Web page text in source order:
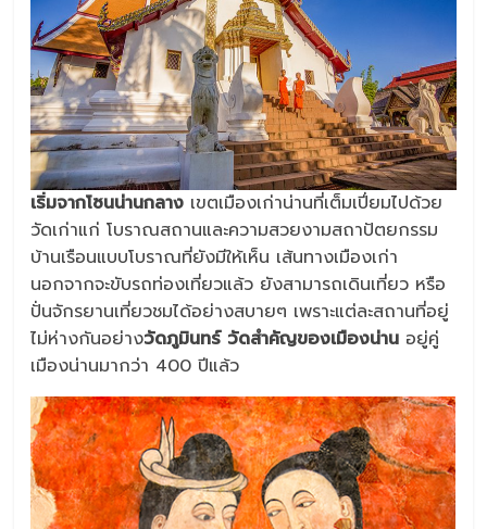
เริ่มจากโซนน่านกลาง เขตเมืองเก่าน่านที่เต็มเปี่ยมไปด้วย
วัดเก่าแก่ โบราณสถานและความสวยงามสถาปัตยกรรม
บ้านเรือนแบบโบราณที่ยังมีให้เห็น เส้นทางเมืองเก่า
นอกจากจะขับรถท่องเที่ยวแล้ว ยังสามารถเดินเที่ยว หรือ
ปั่นจักรยานเที่ยวชมได้อย่างสบายๆ เพราะแต่ละสถานที่อยู่
ไม่ห่างกันอย่างวัดภูมินทร์ วัดสำคัญของเมืองน่าน อยู่คู่
เมืองน่านมากว่า 400 ปีแล้ว